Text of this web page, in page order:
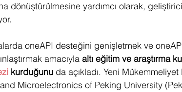
dönüştürülmesine yardımcı olarak,
oneAPI desteğini genişletmek ve
amacıyla altı eğitim ve araştırma
kurduğunu da açıkladı. Yeni
Microelectronics of Peking University